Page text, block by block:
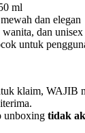
ml
dan elegan
wanita, dan unisex
untuk
klaim, WAJIB
unboxing tidak